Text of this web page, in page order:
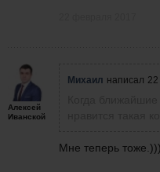
Алексей
Иванской
Михаил написал
Мне теперь